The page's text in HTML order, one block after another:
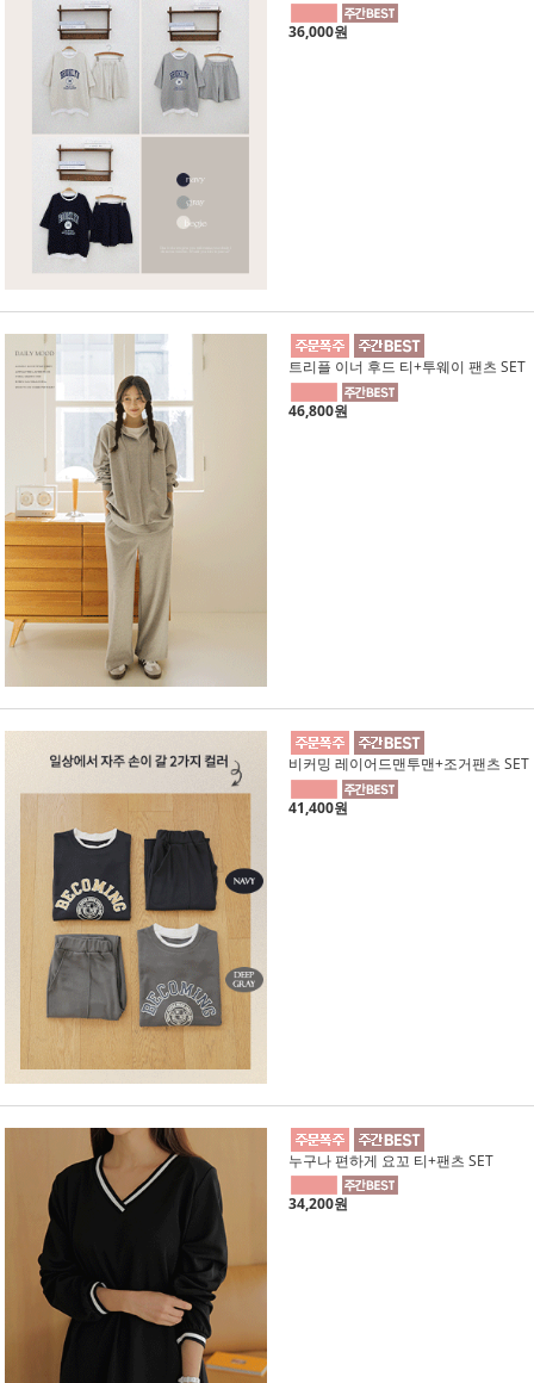
36,000원
트리플 이너 후드 티+투웨이 팬츠 SET
46,800원
비커밍 레이어드맨투맨+조거팬츠 SET
41,400원
누구나 편하게 요꼬 티+팬츠 SET
34,200원